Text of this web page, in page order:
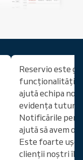
Reservio este
funcționalități
ajută echipa
evidența
Notificările
ajută să avem o
Este foarte
clienții noștri îl